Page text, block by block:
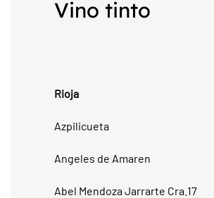
Vino tinto
Rioja
Azpilicueta
Angeles de Amaren
Abel Mendoza Jarrarte Cra.17